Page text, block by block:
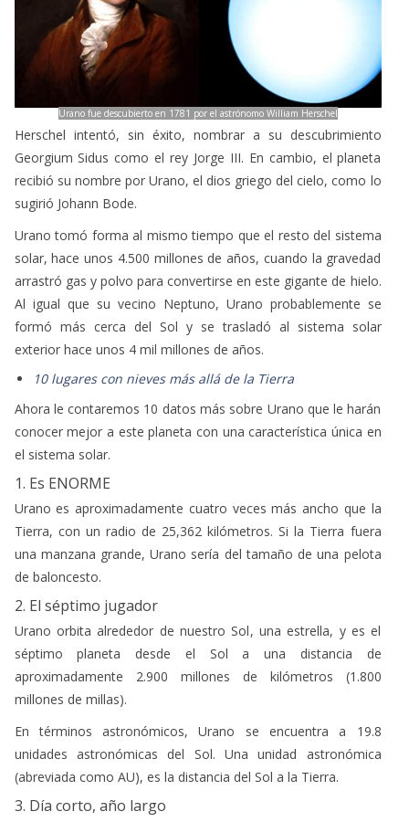
Urano fue descubierto en 1781 por el astrónomo William Herschel
Herschel intentó, sin éxito, nombrar a su descubrimiento
Georgium Sidus como el rey Jorge III. En cambio, el planeta
recibió su nombre por Urano, el dios griego del cielo, como lo
sugirió Johann Bode.
Urano tomó forma al mismo tiempo que el resto del sistema
solar, hace unos 4.500 millones de años, cuando la gravedad
arrastró gas y polvo para convertirse en este gigante de hielo.
Al igual que su vecino Neptuno, Urano probablemente se
formó más cerca del Sol y se trasladó al sistema solar
exterior hace unos 4 mil millones de años.
10 lugares con nieves más allá de la Tierra
Ahora le contaremos 10 datos más sobre Urano que le harán
conocer mejor a este planeta con una característica única en
el sistema solar.
1. Es ENORME
Urano es aproximadamente cuatro veces más ancho que la
Tierra, con un radio de 25,362 kilómetros. Si la Tierra fuera
una manzana grande, Urano sería del tamaño de una pelota
de baloncesto.
2. El séptimo jugador
Urano orbita alrededor de nuestro Sol, una estrella, y es el
séptimo planeta desde el Sol a una distancia de
aproximadamente 2.900 millones de kilómetros (1.800
millones de millas).
En términos astronómicos, Urano se encuentra a 19.8
unidades astronómicas del Sol. Una unidad astronómica
(abreviada como AU), es la distancia del Sol a la Tierra.
3. Día corto, año largo